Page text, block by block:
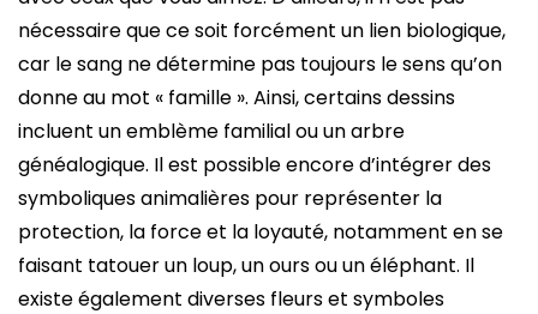
nécessaire que ce soit forcément un lien biologique,
car le sang ne détermine pas toujours le sens qu’on
donne au mot « famille ». Ainsi, certains dessins
incluent un emblème familial ou un arbre
généalogique. Il est possible encore d’intégrer des
symboliques animalières pour représenter la
protection, la force et la loyauté, notamment en se
faisant tatouer un loup, un ours ou un éléphant. Il
existe également diverses fleurs et symboles